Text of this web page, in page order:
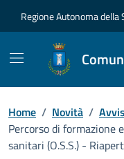
Regione Autonoma della
Home / Novità /
Percorso di formazione
sanitari (O.S.S.) -